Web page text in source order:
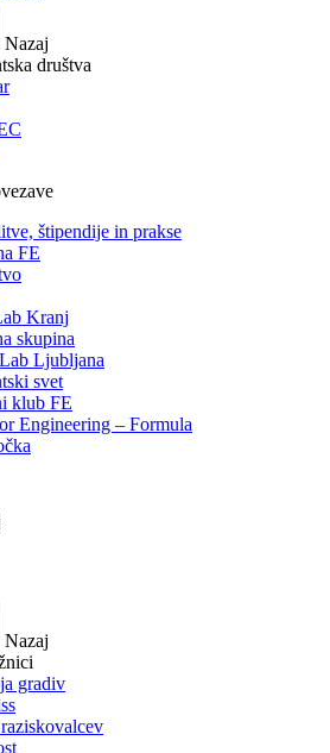
Nazaj
društva
štipendije in prakse
FE
Kranj
skupina
Ljubljana
svet
klub FE
Engineering – Formula
Nazaj
gradiv